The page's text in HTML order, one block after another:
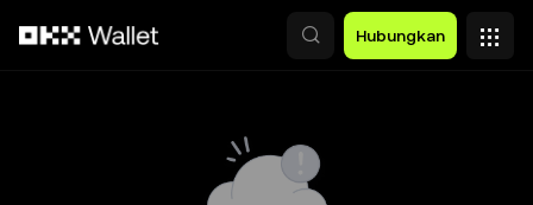
Hubungkan